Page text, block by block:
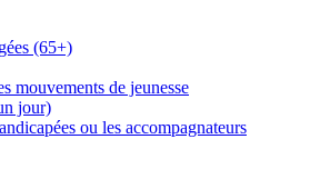
(65+)
mouvements de jeunesse
jour)
ou les accompagnateurs